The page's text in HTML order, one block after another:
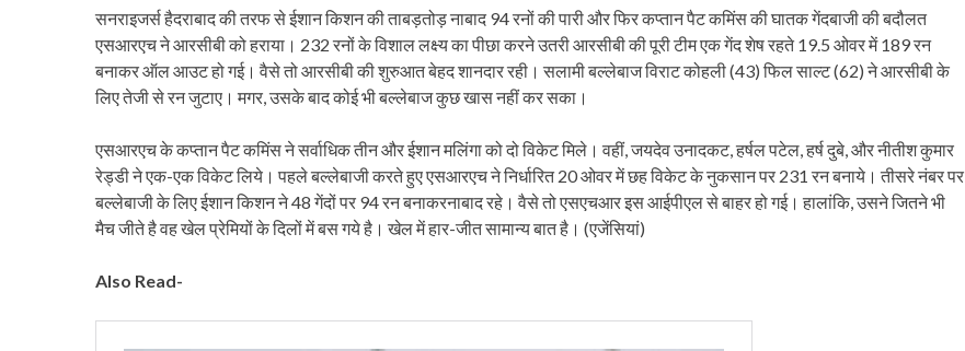
सनराइजर्स हैदराबाद की तरफ से ईशान किशन की ताबड़तोड़ नाबाद 94 रनों की पारी और फिर कप्तान पैट कमिंस की घातक गेंदबाजी की बदौलत
एसआरएच ने आरसीबी को हराया। 232 रनों के विशाल लक्ष्य का पीछा करने उतरी आरसीबी की पूरी टीम एक गेंद शेष रहते 19.5 ओवर में 189 रन
बनाकर ऑल आउट हो गई। वैसे तो आरसीबी की शुरुआत बेहद शानदार रही। सलामी बल्लेबाज विराट कोहली (43) फिल साल्ट (62) ने आरसीबी के
लिए तेजी से रन जुटाए। मगर, उसके बाद कोई भी बल्लेबाज कुछ खास नहीं कर सका।
एसआरएच के कप्तान पैट कमिंस ने सर्वाधिक तीन और ईशान मलिंगा को दो विकेट मिले। वहीं, जयदेव उनादकट, हर्षल पटेल, हर्ष दुबे, और नीतीश कुमार
रेड्डी ने एक-एक विकेट लिये। पहले बल्लेबाजी करते हुए एसआरएच ने निर्धारित 20 ओवर में छह विकेट के नुकसान पर 231 रन बनाये। तीसरे नंबर पर
बल्लेबाजी के लिए ईशान किशन ने 48 गेंदों पर 94 रन बनाकरनाबाद रहे। वैसे तो एसएचआर इस आईपीएल से बाहर हो गई। हालांकि, उसने जितने भी
मैच जीते है वह खेल प्रेमियों के दिलों में बस गये है। खेल में हार-जीत सामान्य बात है। (एजेंसियां)
Also Read-